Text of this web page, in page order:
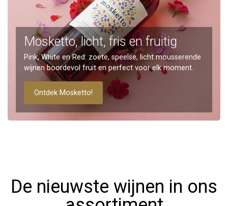
Mosketto, licht, fris en fruitig
Pink, White en Red: zoete, speelse, licht mousserende
wijnen boordevol fruit en perfect voor elk moment.
Ontdek Mosketto!
De nieuwste wijnen in ons